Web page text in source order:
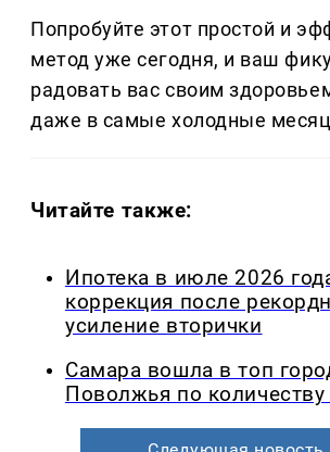
Попробуйте этот простой и
метод уже сегодня, и ваш
радовать вас своим
даже в самые холодные
Читайте также:
Ипотека в июле 2026
коррекция после
усиление вторички
Самара вошла в топ
Поволжья по количеству